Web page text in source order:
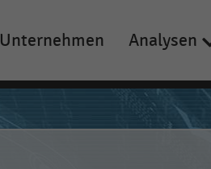
Unternehmen Analysen